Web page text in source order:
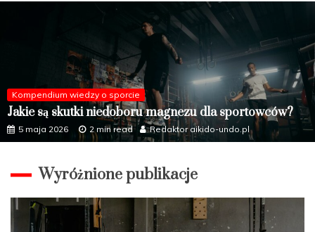
Kompendium wiedzy o sporcie
Jakie są skutki niedoboru magnezu dla sportowców?
5 maja 2026 2 min read Redaktor aikido-undo.pl
Wyróżnione publikacje